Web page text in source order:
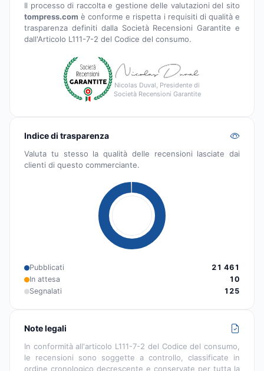
Il processo di raccolta e gestione delle valutazioni del sito
tompress.com è conforme e rispetta i requisiti di qualità e
trasparenza definiti dalla Società Recensioni Garantite e
dall'Articolo L111-7-2 del Codice del consumo.
Nicolas Duval, Presidente di
Società Recensioni Garantite
Indice di trasparenza
Valuta tu stesso la qualità delle recensioni lasciate dai
clienti di questo commerciante.
Pubblicati
21 461
In attesa
10
Segnalati
125
Note legali
In conformità all'articolo L111-7-2 del Codice del consumo,
le recensioni sono soggette a controllo, classificate in
ordine cronologico decrescente e conservate per tutta la